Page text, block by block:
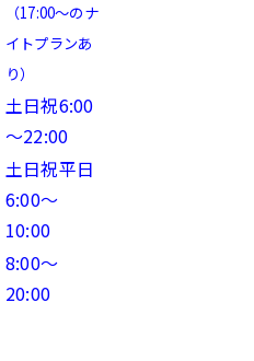
（17:00～のナ
イトプランあ
り）
土日祝6:00
～22:00
土日祝平日
6:00～
10:00
8:00～
20:00